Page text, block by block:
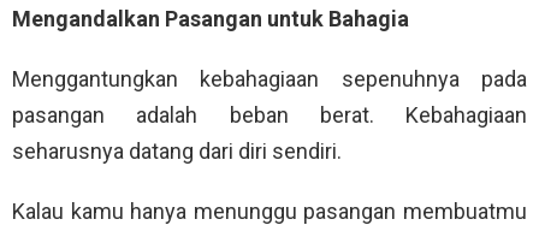
Mengandalkan Pasangan untuk Bahagia
Menggantungkan kebahagiaan sepenuhnya pada
pasangan adalah beban berat. Kebahagiaan
seharusnya datang dari diri sendiri.
Kalau kamu hanya menunggu pasangan membuatmu